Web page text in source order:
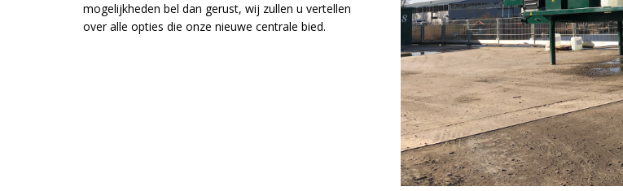
mogelijkheden bel dan gerust, wij zullen u vertellen
over alle opties die onze nieuwe centrale bied.